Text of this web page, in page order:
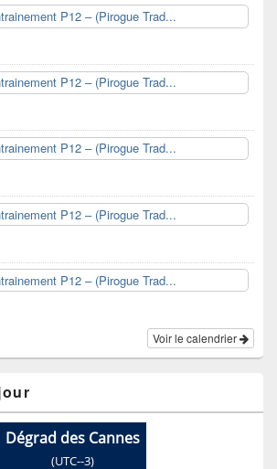
P12 – (Pirogue Trad...
P12 – (Pirogue Trad...
P12 – (Pirogue Trad...
P12 – (Pirogue Trad...
P12 – (Pirogue Trad...
Voir le calendrier